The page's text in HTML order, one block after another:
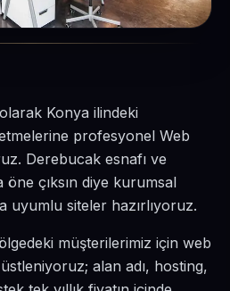
olarak Konya ilindeki
profesyonel Web
Derebucak esnafı ve
öne çıksın diye kurumsal
siteler hazırlıyoruz.
müşterilerimiz için web
alan adı, hosting,